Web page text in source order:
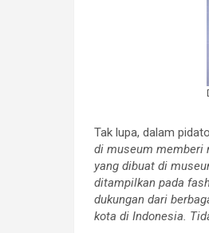
Tak lupa, dalam
di museum memberi
yang dibuat di
ditampilkan pada
dukungan dari
kota di Indonesia.